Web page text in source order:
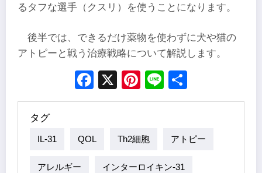
るタフな選手（クスリ）を使うことになります。
後半では、できるだけ薬物を使わずに犬や猫の
アトピーと戦う治療戦略について解説します。
Facebook
X Pinterest
Line
タグ
IL-31 QOL Th2細胞 アトピー
アレルギー インターロイキン-31